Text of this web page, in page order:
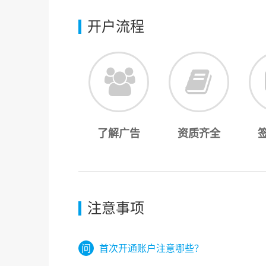
开户流程
了解广告 资质齐全
注意事项
首次开通账户注意哪些？